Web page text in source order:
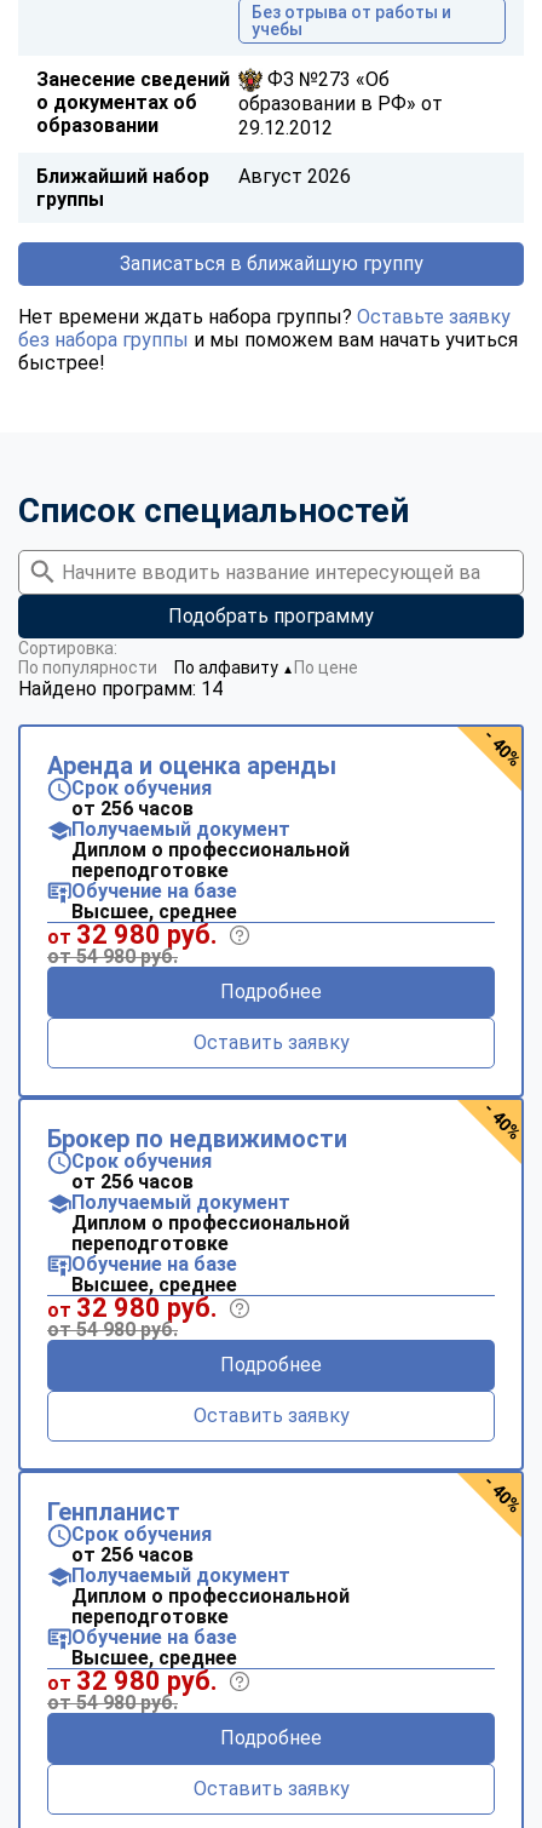
Без отрыва от работы и
учебы
Занесение сведений
о документах об
образовании
ФЗ №273 «Об
образовании в РФ» от
29.12.2012
Ближайший набор
группы
Август 2026
Записаться в ближайшую группу
Нет времени ждать набора группы? Оставьте заявку
без набора группы и мы поможем вам начать учиться
быстрее!
Список специальностей
Подобрать программу
Найдено программ: 14
Сортировка:
По популярности
По алфавиту ▼ По цене
Аренда и оценка аренды
Срок обучения
от 256 часов
Получаемый документ
Диплом о профессиональной
переподготовке
Обучение на базе
Высшее, среднее
от 32 980 руб.
от 54 980 руб.
Подробнее
Оставить заявку
- 40%
Брокер по недвижимости
Срок обучения
от 256 часов
Получаемый документ
Диплом о профессиональной
переподготовке
Обучение на базе
Высшее, среднее
от 32 980 руб.
от 54 980 руб.
Подробнее
Оставить заявку
- 40%
Генпланист
Срок обучения
от 256 часов
Получаемый документ
Диплом о профессиональной
переподготовке
Обучение на базе
Высшее, среднее
от 32 980 руб.
от 54 980 руб.
Подробнее
Оставить заявку
- 40%